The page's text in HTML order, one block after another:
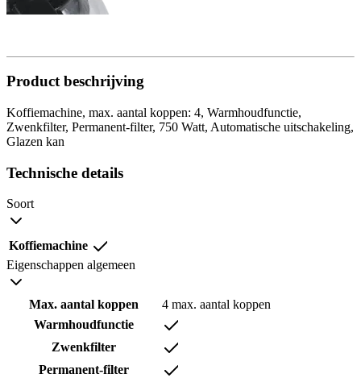
Product beschrijving
Koffiemachine, max. aantal koppen: 4, Warmhoudfunctie,
Zwenkfilter, Permanent-filter, 750 Watt, Automatische uitschakeling,
Glazen kan
Technische details
Soort
Koffiemachine
Eigenschappen algemeen
Max. aantal koppen
4 max. aantal koppen
Warmhoudfunctie
Zwenkfilter
Permanent-filter